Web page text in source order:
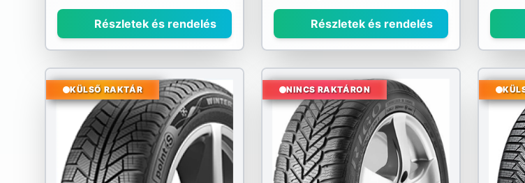
Részletek és rendelés Részletek és rendelés
KÜLSŐ RAKTÁR NINCS RAKTÁRON